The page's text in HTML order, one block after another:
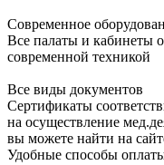
Современное
Все палаты и кабинеты
современной техникой
Все виды документов
Сертификаты
на осуществление
вы можете найти на
Удобные способы